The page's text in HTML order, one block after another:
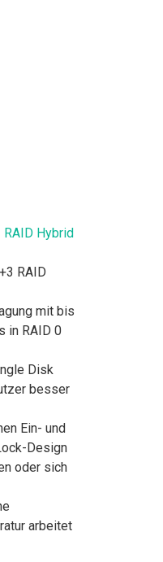
RAID Hybrid
RAID
mit bis
in RAID 0
Disk
besser
Ein- und
Design
oder sich
arbeitet